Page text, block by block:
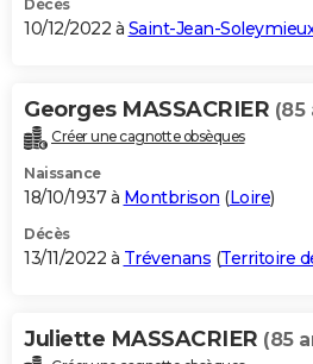
Décès
10/12/2022 à Saint-Jean-
Georges MASSACRIER (85
Créer une cagnotte obsèques
Naissance
18/10/1937 à Montbrison (Loire)
Décès
13/11/2022 à Trévenans (Territoire
Juliette MASSACRIER (85